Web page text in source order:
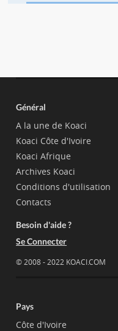
Général
A la une de Koaci
Koaci Côte d'Ivoire
Koaci Afrique
Archives Koaci
Conditions d'utilisation
Contacts
Besoin d'aide ?
Se Connecter
© 2008 - 2022 KOACI.COM
Pays
Côte d'Ivoire